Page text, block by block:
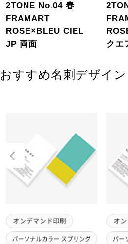
2TONE No.04 春
FRAMART
ROSE×BLEU CIEL
JP 両面
クエ
おすすめ名刺デザイン
Previous